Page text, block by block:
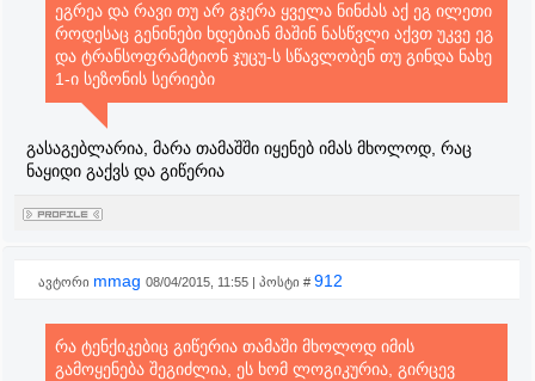
ეგრეა და რავი თუ არ გჯერა ყველა ნინძას აქ ეგ ილეთი
როდესაც გენინები ხდებიან მაშინ ნასწვლი აქვთ უკვე ეგ
და ტრანსოფრამტიონ ჯუცუ-ს სწავლობენ თუ გინდა ნახე
1-ი სეზონის სერიები
გასაგებლარია, მარა თამაშში იყენებ იმას მხოლოდ, რაც
ნაყიდი გაქვს და გიწერია
ავტორი mmag 08/04/2015, 11:55 | პოსტი # 912
რა ტენქიკებიც გიწერია თამაში მხოლოდ იმის
გამოყენება შეგიძლია, ეს ხომ ლოგიკურია, გირცევ